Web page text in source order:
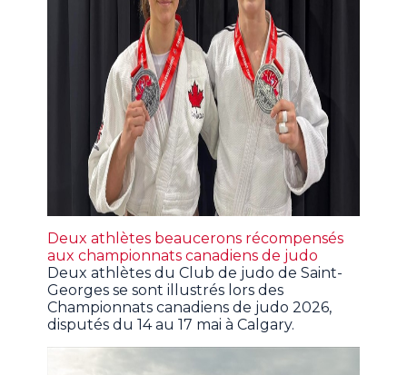
Deux athlètes beaucerons récompensés
aux championnats canadiens de judo
Deux athlètes du Club de judo de Saint-
Georges se sont illustrés lors des
Championnats canadiens de judo 2026,
disputés du 14 au 17 mai à Calgary.